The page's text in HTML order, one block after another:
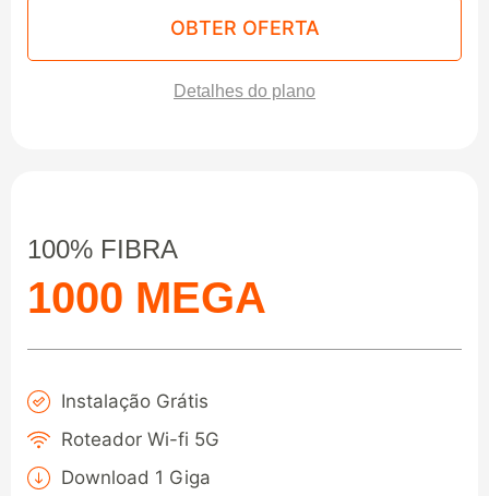
OBTER OFERTA
Detalhes do plano
100% FIBRA
1000 MEGA
Instalação Grátis
Roteador Wi-fi 5G
Download 1 Giga